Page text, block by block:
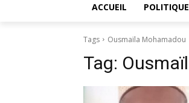
ACCUEIL
Tags Ousmaïla Mohamadou
Tag: